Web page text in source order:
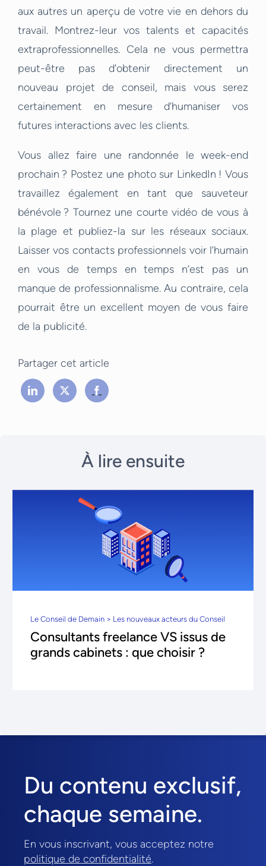
aux autres un aperçu de votre vie en dehors du
travail. Montrez-leur vos talents et capacités
extraprofessionnelles. Cela ne vous permettra
peut-être pas d’obtenir directement un
nouveau projet de conseil, mais vous serez
certainement en mesure d’humaniser vos
futures interactions avec les clients.
Vous allez faire une randonnée le week-end
prochain ? Postez une photo sur LinkedIn ! Vous
travaillez également en tant que sauveteur
bénévole ? Tournez une courte vidéo de vous à
la plage et publiez-la sur les réseaux sociaux.
Laisser vos contacts professionnels voir l’humain
en vous de temps en temps n’est pas un
manque de professionnalisme. Au contraire, cela
pourrait être un excellent moyen de vous faire
de la publicité.
Partager cet article
À lire ensuite
Le Conseil de Demain > Les nouveaux acteurs du Conseil
Consultants freelance VS issus de
grands cabinets : que choisir ?
Du contenu exclusif,
chaque semaine.
En vous inscrivant, vous acceptez notre
politique de confidentialité.